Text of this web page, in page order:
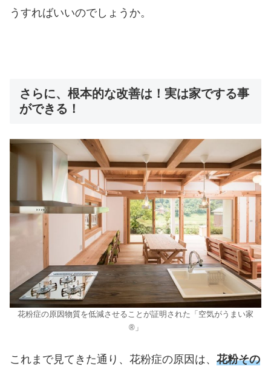
うすればいいのでしょうか。
さらに、根本的な改善は！実は家でする事
ができる！
花粉症の原因物質を低減させることが証明された「空気がうまい家
®︎」
これまで見てきた通り、花粉症の原因は、 花粉その